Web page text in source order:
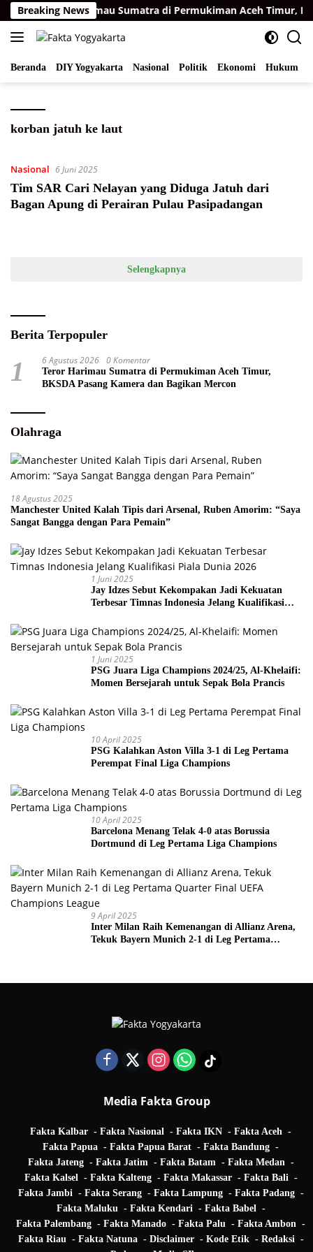
Langsung
ke
konten
Breaking News
Teror Harimau Sumatra di Permukiman Aceh Timur,
Beranda DIY Yogyakarta Nasional Politik Ekonomi Hukum
korban jatuh ke laut
Nasional 6 Juni 2025
Tim SAR Cari Nelayan yang Diduga Jatuh dari
Bagan Apung di Perairan Pulau Pasipadangan
Selengkapnya
Berita Terpopuler
1 6 Agustus 2026 0 Komentar
Teror Harimau Sumatra di Permukiman Aceh Timur,
BKSDA Pasang Kamera dan Bagikan Mercon
Olahraga
18 Agustus 2025
Manchester United Kalah Tipis dari Arsenal, Ruben Amorim: “Saya
Sangat Bangga dengan Para Pemain”
1 Juni 2025
Jay Idzes Sebut Kekompakan Jadi Kekuatan
Terbesar Timnas Indonesia Jelang Kualifikasi
1 Juni 2025
PSG Juara Liga Champions 2024/25, Al-Khelaifi:
Momen Bersejarah untuk Sepak Bola Prancis
10 April 2025
PSG Kalahkan Aston Villa 3-1 di Leg Pertama
Perempat Final Liga Champions
10 April 2025
Barcelona Menang Telak 4-0 atas Borussia
Dortmund di Leg Pertama Liga Champions
9 April 2025
Inter Milan Raih Kemenangan di Allianz Arena,
Tekuk Bayern Munich 2-1 di Leg Pertama
Media Fakta Group
Fakta Kalbar Fakta Nasional Fakta IKN
Fakta Aceh
Fakta Papua
Fakta Papua Barat
Fakta Bandung
Fakta Jateng
Fakta Jatim Fakta Batam
Fakta Medan
Fakta Kalsel
Fakta Kalteng Fakta Makassar
Fakta Bali
Fakta Jambi
Fakta Serang Fakta Lampung
Fakta Padang
Fakta Maluku
Fakta Kendari
Fakta Babel
Fakta Palembang
Fakta Manado Fakta Palu
Fakta Ambon
Fakta Riau
Fakta Natuna Disclaimer Kode Etik
Redaksi